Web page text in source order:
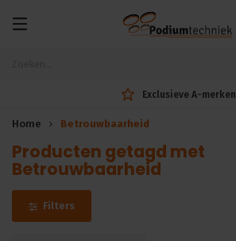
Exclusieve A-merken
Home Betrouwbaarheid
Producten getagd met
Betrouwbaarheid
Filters